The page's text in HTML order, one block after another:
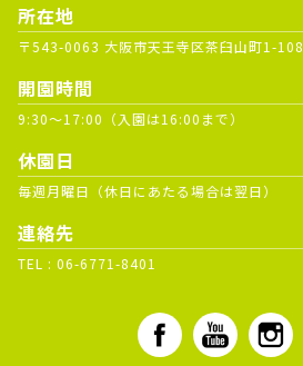
所在地
〒543-0063 大阪市天王寺区茶臼山町1-108
開園時間
9:30～17:00（入園は16:00まで）
休園日
毎週月曜日（休日にあたる場合は翌日）
連絡先
TEL : 06-6771-8401